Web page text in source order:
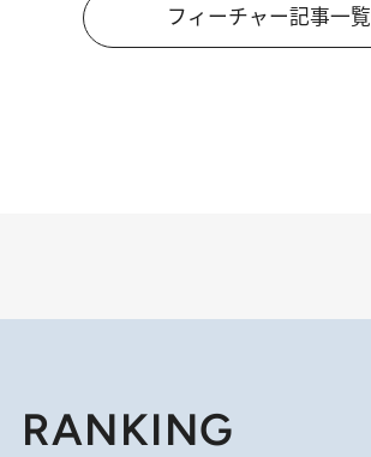
フィーチャー記事一覧
RANKING